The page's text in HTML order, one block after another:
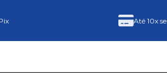
Até 10x